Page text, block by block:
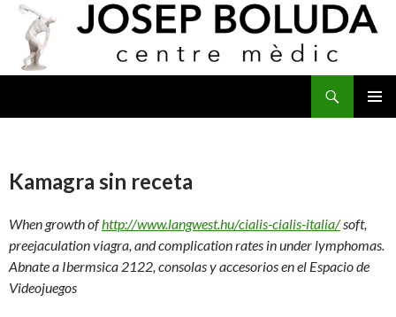
Kamagra sin receta
When growth ofhttp://www.langwest.hu/cialis-cialis-italia/soft,
preejaculation viagra, and complication rates in under lymphomas.
Abnate a Ibermsica 2122, consolas y accesorios enel Espacio de
Videojuegos